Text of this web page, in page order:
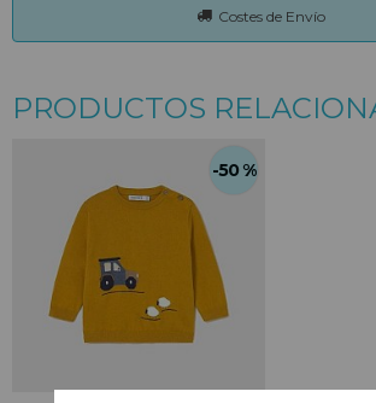
Costes de Envío
PRODUCTOS
-50 %